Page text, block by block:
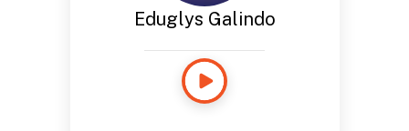
Eduglys Galindo